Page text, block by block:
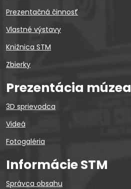
Prezentačná činnosť
Vlastné výstavy
Knižnica STM
Zbierky
Prezentácia múzea
3D sprievodca
Videá
Fotogaléria
Informácie STM
Správca obsahu